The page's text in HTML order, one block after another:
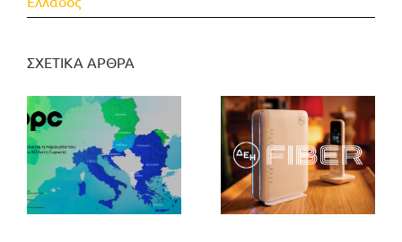
ΣΧΕΤΙΚΑ ΑΡΘΡΑ